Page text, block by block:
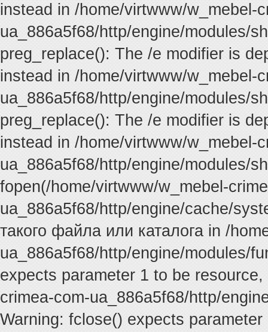
instead in /home/virtwww/w_mebel-
ua_886a5f68/http/engine/modules/
preg_replace(): The /e modifier is
instead in /home/virtwww/w_mebel-
ua_886a5f68/http/engine/modules/
preg_replace(): The /e modifier is
instead in /home/virtwww/w_mebel-
ua_886a5f68/http/engine/modules/
fopen(/home/virtwww/w_mebel-
ua_886a5f68/http/engine/cache/
такого файла или каталога in /
ua_886a5f68/http/engine/modules/
expects parameter 1 to be
crimea-com-ua_886a5f68/http/
Warning: fclose() expects